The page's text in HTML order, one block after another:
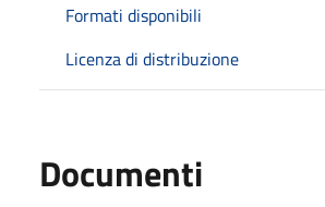
Formati disponibili
Licenza di distribuzione
Documenti